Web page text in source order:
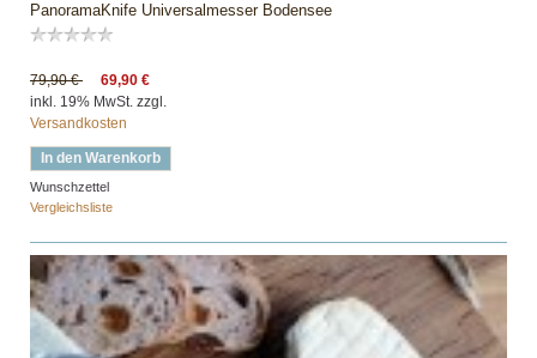
PanoramaKnife Universalmesser Bodensee
79,90 €
69,90 €
inkl. 19% MwSt. zzgl.
Versandkosten
In den Warenkorb
Wunschzettel
Vergleichsliste